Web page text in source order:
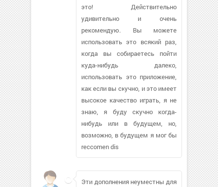
это! Действительно
удивительно и очень
рекомендую. Вы можете
использовать это всякий раз,
когда вы собираетесь пойти
куда-нибудь далеко,
использовать это приложение,
как если вы скучно, и это имеет
высокое качество играть, я не
знаю, я буду скучно когда-
нибудь или в будущем, но,
возможно, в будущем я мог бы
reccomen dis
Эти дополнения неуместны для